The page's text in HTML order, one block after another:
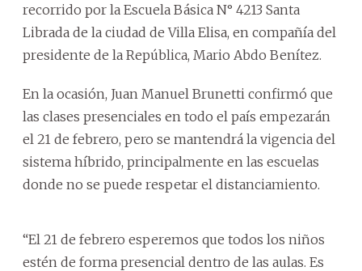
recorrido por la Escuela Básica N° 4213 Santa
Librada de la ciudad de Villa Elisa, en compañía del
presidente de la República, Mario Abdo Benítez.
En la ocasión, Juan Manuel Brunetti confirmó que
las clases presenciales en todo el país empezarán
el 21 de febrero, pero se mantendrá la vigencia del
sistema híbrido, principalmente en las escuelas
donde no se puede respetar el distanciamiento.
“El 21 de febrero esperemos que todos los niños
estén de forma presencial dentro de las aulas. Es